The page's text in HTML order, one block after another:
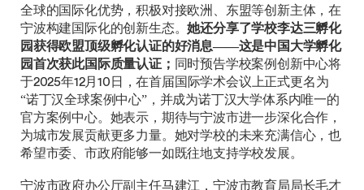
全球的国际化优势，积极对接欧洲、东盟等创新主体，在
宁波构建国际化的创新生态。她还分享了学校李达三孵化
园获得欧盟顶级孵化认证的好消息——这是中国大学孵化
园首次获此国际质量认证；
同时预告学校案例创新中心将
于2025年12月10日，在首届国际学术会议上正式更名为
“诺丁汉全球案例中心”，并成为诺丁汉大学体系内唯一的
官方案例中心。她表示，期待与宁波市进一步深化合作，
为城市发展贡献更多力量。她对学校的未来充满信心，也
希望市委、市政府能够一如既往地支持学校发展。
宁波市政府办公厅副主任马建江，宁波市教育局局长毛才